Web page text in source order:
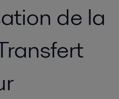
de la